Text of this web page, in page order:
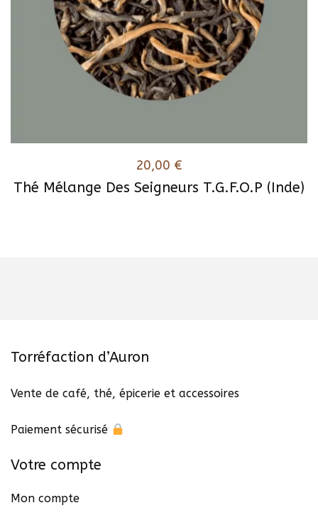
Thé Mélange Des Seigneurs T.G.F.O.P (Inde)
20,00 €
Torréfaction d’Auron
Vente de café, thé, épicerie et accessoires
Paiement sécurisé
Votre compte
Mon compte